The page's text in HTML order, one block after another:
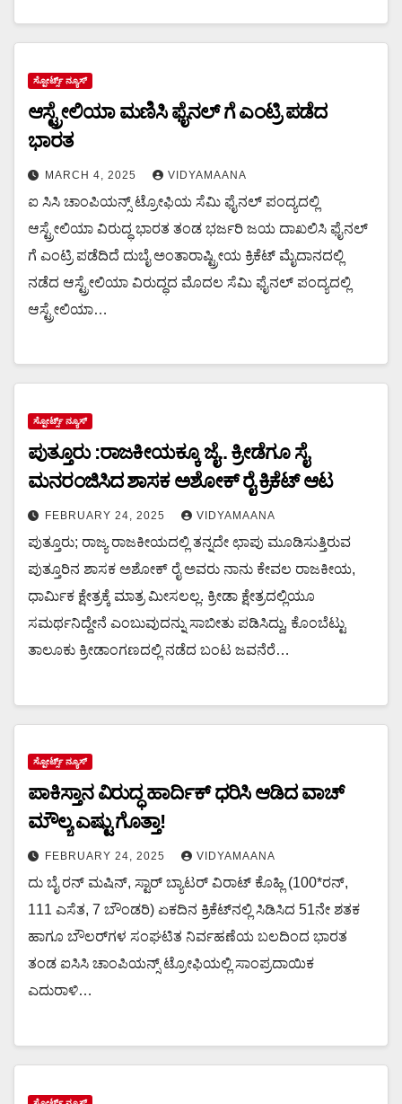
ಸ್ಪೋರ್ಟ್ಸ್ ನ್ಯೂಸ್
ಆಸ್ಟ್ರೇಲಿಯಾ ಮಣಿಸಿ ಫೈನಲ್ ಗೆ ಎಂಟ್ರಿ ಪಡೆದ
ಭಾರತ
MARCH 4, 2025 VIDYAMAANA
ಐ ಸಿಸಿ ಚಾಂಪಿಯನ್ಸ್ ಟ್ರೋಫಿಯ ಸೆಮಿ ಫೈನಲ್ ಪಂದ್ಯದಲ್ಲಿ
ಆಸ್ಟ್ರೇಲಿಯಾ ವಿರುದ್ಧ ಭಾರತ ತಂಡ ಭರ್ಜರಿ ಜಯ ದಾಖಲಿಸಿ ಫೈನಲ್
ಗೆ ಎಂಟ್ರಿ ಪಡೆದಿದೆ ದುಬೈ ಅಂತಾರಾಷ್ಟ್ರೀಯ ಕ್ರಿಕೆಟ್ ಮೈದಾನದಲ್ಲಿ
ನಡೆದ ಆಸ್ಟ್ರೇಲಿಯಾ ವಿರುದ್ಧದ ಮೊದಲ ಸೆಮಿ ಫೈನಲ್ ಪಂದ್ಯದಲ್ಲಿ
ಆಸ್ಟ್ರೇಲಿಯಾ…
ಸ್ಪೋರ್ಟ್ಸ್ ನ್ಯೂಸ್
ಪುತ್ತೂರು :ರಾಜಕೀಯಕ್ಕೂ ಜೈ.. ಕ್ರೀಡೆಗೂ ಸೈ
ಮನರಂಜಿಸಿದ ಶಾಸಕ ಅಶೋಕ್ ರೈ ಕ್ರಿಕೆಟ್ ಆಟ
FEBRUARY 24, 2025 VIDYAMAANA
ಪುತ್ತೂರು; ರಾಜ್ಯ ರಾಜಕೀಯದಲ್ಲಿ ತನ್ನದೇ ಛಾಪು ಮೂಡಿಸುತ್ತಿರುವ
ಪುತ್ತೂರಿನ ಶಾಸಕ ಅಶೋಕ್ ರೈ ಅವರು ನಾನು ಕೇವಲ ರಾಜಕೀಯ,
ಧಾರ್ಮಿಕ ಕ್ಷೇತ್ರಕ್ಕೆ ಮಾತ್ರ ಮೀಸಲಲ್ಲ. ಕ್ರೀಡಾ ಕ್ಷೇತ್ರದಲ್ಲಿಯೂ
ಸಮರ್ಥನಿದ್ದೇನೆ ಎಂಬುವುದನ್ನು ಸಾಬೀತು ಪಡಿಸಿದ್ದು, ಕೊಂಬೆಟ್ಟು
ತಾಲೂಕು ಕ್ರೀಡಾಂಗಣದಲ್ಲಿ ನಡೆದ ಬಂಟ ಜವನೆರೆ…
ಸ್ಪೋರ್ಟ್ಸ್ ನ್ಯೂಸ್
ಪಾಕಿಸ್ತಾನ ವಿರುದ್ಧ ಹಾರ್ದಿಕ್ ಧರಿಸಿ ಆಡಿದ ವಾಚ್
ಮೌಲ್ಯ ಎಷ್ಟು ಗೊತ್ತಾ!
FEBRUARY 24, 2025 VIDYAMAANA
ದು ಬೈ ರನ್ ಮಷಿನ್, ಸ್ಟಾರ್ ಬ್ಯಾಟರ್ ವಿರಾಟ್ ಕೊಹ್ಲಿ (100*ರನ್,
111 ಎಸೆತ, 7 ಬೌಂಡರಿ) ಏಕದಿನ ಕ್ರಿಕೆಟ್‌ನಲ್ಲಿ ಸಿಡಿಸಿದ 51ನೇ ಶತಕ
ಹಾಗೂ ಬೌಲರ್‌ಗಳ ಸಂಘಟಿತ ನಿರ್ವಹಣೆಯ ಬಲದಿಂದ ಭಾರತ
ತಂಡ ಐಸಿಸಿ ಚಾಂಪಿಯನ್ಸ್ ಟ್ರೋಫಿಯಲ್ಲಿ ಸಾಂಪ್ರದಾಯಿಕ
ಎದುರಾಳಿ…